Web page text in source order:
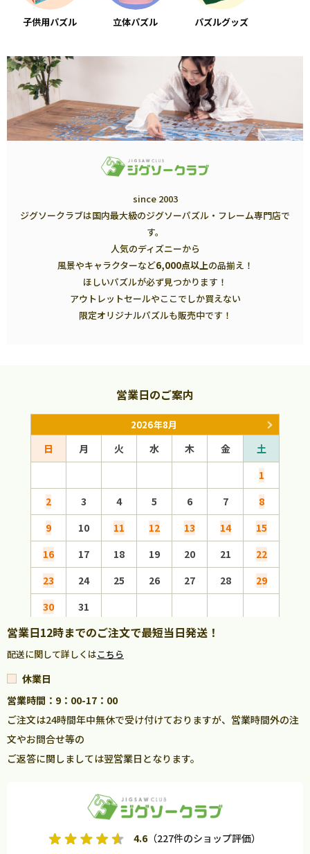
子供用パズル 立体パズル パズルグッズ
since 2003
ジグソークラブは国内最大級のジグソーパズル・フレーム専門店で
す。
人気のディズニーから
風景やキャラクターなど6,000点以上の品揃え！
ほしいパズルが必ず見つかります！
アウトレットセールやここでしか買えない
限定オリジナルパズルも販売中です！
営業日のご案内
2026年8月
日 月 火 水 木 金
土
1
2
3 4 5 6 7
8
9
10 11 12 13 14
15
16
17 18 19 20 21
22
23
24 25 26 27 28
29
30
31
営業日12時までのご注文で最短当日発送！
配送に関して詳しくはこちら
休業日
営業時間：9：00-17：00
ご注文は24時間年中無休で受け付けておりますが、営業時間外の注
文やお問合せ等の
ご返答に関しましては翌営業日となります。
4.6 （227件のショップ評価）